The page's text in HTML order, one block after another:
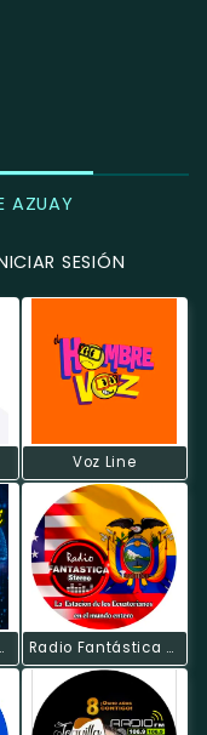
AZUAY
SESIÓN
Voz Line
Tarqui Radio Fantástica Estéreo